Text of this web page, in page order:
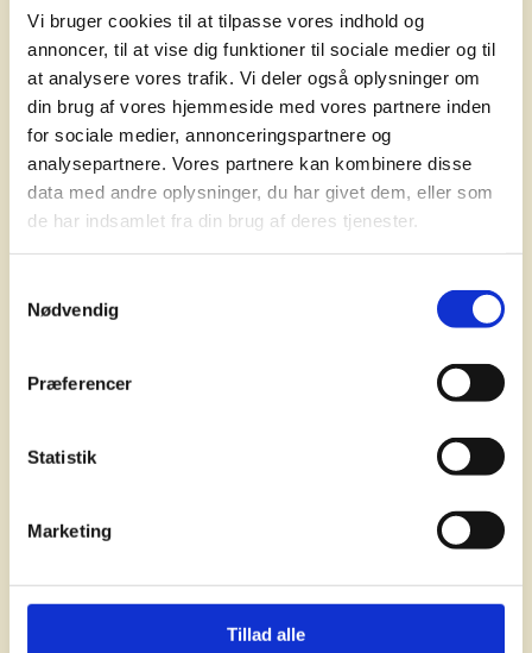
Vi bruger cookies til at tilpasse vores indhold og
annoncer, til at vise dig funktioner til sociale medier og til
at analysere vores trafik. Vi deler også oplysninger om
din brug af vores hjemmeside med vores partnere inden
for sociale medier, annonceringspartnere og
analysepartnere. Vores partnere kan kombinere disse
data med andre oplysninger, du har givet dem, eller som
de har indsamlet fra din brug af deres tjenester.
Nødvendig
Præferencer
Statistik
Marketing
Tillad alle
Skab
plads til
minder
Instagram